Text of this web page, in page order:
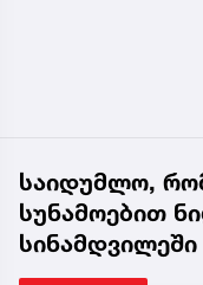
საიდუმლო,
სუნამოებით